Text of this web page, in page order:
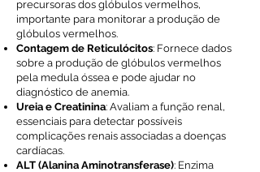
precursoras dos glóbulos vermelhos,
importante para monitorar a produção de
glóbulos vermelhos.
Contagem de Reticulócitos: Fornece dados
sobre a produção de glóbulos vermelhos
pela medula óssea e pode ajudar no
diagnóstico de anemia.
Ureia e Creatinina: Avaliam a função renal,
essenciais para detectar possíveis
complicações renais associadas a doenças
cardíacas.
ALT (Alanina Aminotransferase): Enzima